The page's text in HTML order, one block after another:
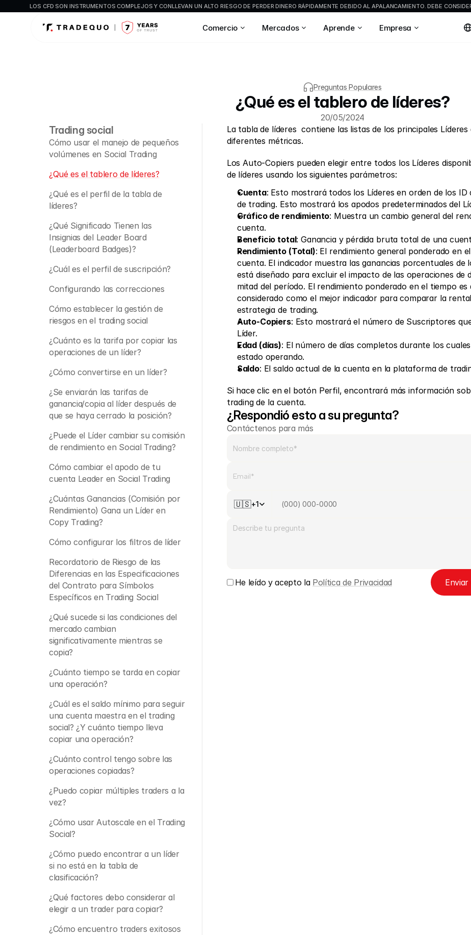
LOS CFD SON INSTRUMENTOS COMPLEJOS Y CONLLEVAN UN ALTO RIESGO DE PERDER DINERO RÁPIDAMENTE DEBIDO AL APALANCAMIENTO. DEBE
Comercio Mercados Aprende Empresa
Preguntas Populares
¿Qué es el tablero de líderes?
20/05/2024
Trading social
Cómo usar el manejo de pequeños
volúmenes en Social Trading
¿Qué es el tablero de líderes?
¿Qué es el perfil de la tabla de
líderes?
¿Qué Significado Tienen las
Insignias del Leader Board
(Leaderboard Badges)?
¿Cuál es el perfil de suscripción?
Configurando las correcciones
Cómo establecer la gestión de
riesgos en el trading social
¿Cuánto es la tarifa por copiar las
operaciones de un líder?
¿Cómo convertirse en un líder?
¿Se enviarán las tarifas de
ganancia/copia al líder después de
que se haya cerrado la posición?
¿Puede el Líder cambiar su comisión
de rendimiento en Social Trading?
Cómo cambiar el apodo de tu
cuenta Leader en Social Trading
¿Cuántas Ganancias (Comisión por
Rendimiento) Gana un Líder en
Copy Trading?
Cómo configurar los filtros de líder
Recordatorio de Riesgo de las
Diferencias en las Especificaciones
del Contrato para Símbolos
Específicos en Trading Social
¿Qué sucede si las condiciones del
mercado cambian
significativamente mientras se
copia?
¿Cuánto tiempo se tarda en copiar
una operación?
¿Cuál es el saldo mínimo para seguir
una cuenta maestra en el trading
social? ¿Y cuánto tiempo lleva
copiar una operación?
¿Cuánto control tengo sobre las
operaciones copiadas?
¿Puedo copiar múltiples traders a la
vez?
¿Cómo usar Autoscale en el Trading
Social?
¿Cómo puedo encontrar a un líder
si no está en la tabla de
clasificación?
¿Qué factores debo considerar al
elegir a un trader para copiar?
¿Cómo encuentro traders exitosos
La tabla de líderes  contiene las listas de los principales
diferentes métricas.
Los Auto-Copiers pueden elegir entre todos los Líderes
de líderes usando los siguientes parámetros:
Cuenta: Esto mostrará todos los Líderes en orden de los ID
de trading. Esto mostrará los apodos predeterminados del
Gráfico de rendimiento: Muestra un cambio general del
cuenta.
Beneficio total: Ganancia y pérdida bruta total de una
Rendimiento (Total): El rendimiento general ponderado en
cuenta. El indicador muestra las ganancias porcentuales de
está diseñado para excluir el impacto de las operaciones de
mitad del período. El rendimiento ponderado en el tiempo es
considerado como el mejor indicador para comparar la
estrategia de trading.
Auto-Copiers: Esto mostrará el número de Suscriptores
Líder.
Edad (días): El número de días completos durante los
estado operando.
Saldo: El saldo actual de la cuenta en la plataforma de
Si hace clic en el botón Perfil, encontrará más información
trading de la cuenta.
¿Respondió esto a su pregunta?
Contáctenos para más
🇺🇸+1
He leído y acepto la Política de Privacidad